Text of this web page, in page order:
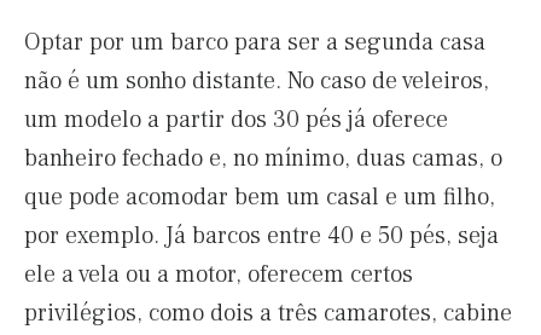
Optar por um barco para ser a segunda casa
não é um sonho distante. No caso de veleiros,
um modelo a partir dos 30 pés já oferece
banheiro fechado e, no mínimo, duas camas, o
que pode acomodar bem um casal e um filho,
por exemplo. Já barcos entre 40 e 50 pés, seja
ele a vela ou a motor, oferecem certos
privilégios, como dois a três camarotes, cabine